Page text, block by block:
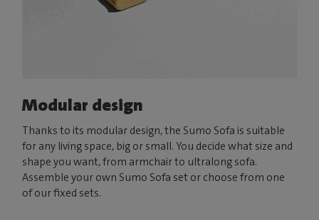
Modular design
Thanks to its modular design, the Sumo Sofa is suitable
for any living space, big or small. You decide what size and
shape you want, from armchair to ultralong sofa.
Assemble your own Sumo Sofa set or choose from one
of our fixed sets.